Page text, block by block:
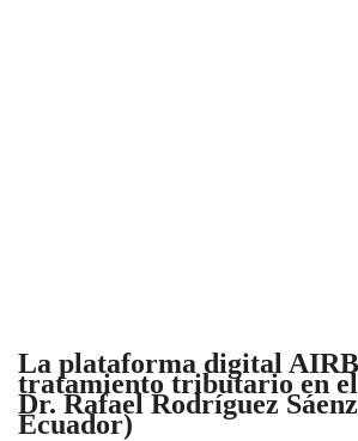
La plataforma digital
tratamiento tributario en
Dr. Rafael Rodríguez
Ecuador)